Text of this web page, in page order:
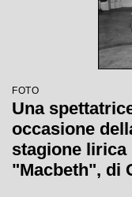
FOTO
Una
occasione
stagione lirica
"Macbeth", di